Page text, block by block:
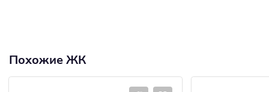
Похожие ЖК